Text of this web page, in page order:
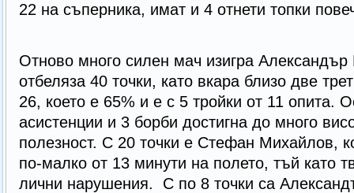
22 на съперника, имат и 4 отнети топки
Отново много силен мач изигра Александър
отбеляза 40 точки, като вкара близо две
26, което е 65% и е с 5 тройки от 11 опита.
асистенции и 3 борби достигна до много
полезност. С 20 точки е Стефан Михайлов,
по-малко от 13 минути на полето, тъй като
лични нарушения. С по 8 точки са